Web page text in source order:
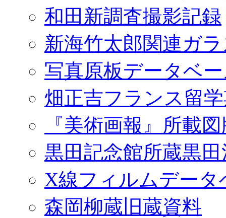
和田新調査撮影記録
新海竹太郎関連ガ
写真原板データベ
畑正吉フランス留
『美術画報』所載
黒田記念館所蔵黒
X線フィルムデータ
森岡柳蔵旧蔵資料